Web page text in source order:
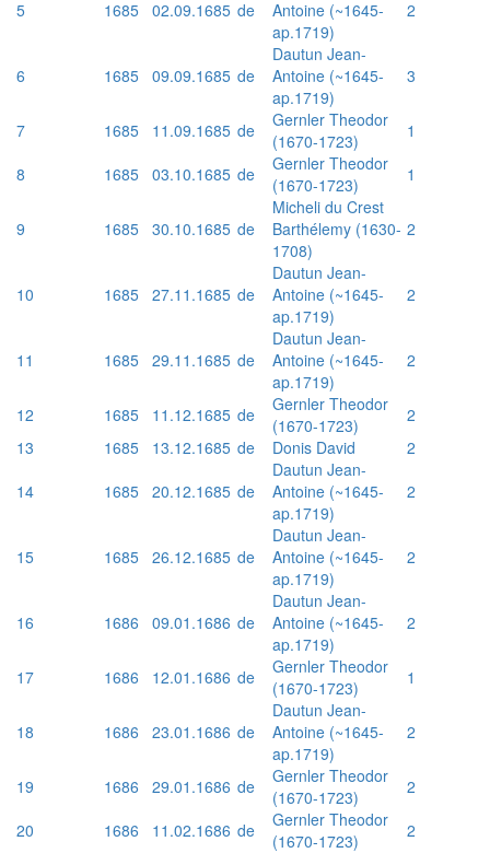
5 1685 02.09.1685 de
Antoine (~1645-
ap.1719)
2
6 1685 09.09.1685 de
Dautun Jean-
Antoine (~1645-
ap.1719)
3
7 1685 11.09.1685 de
Gernler Theodor
(1670-1723)
1
8
1685 03.10.1685 de
Gernler Theodor
(1670-1723)
1
9 1685 30.10.1685 de
Micheli du Crest
Barthélemy (1630-
1708)
2
10 1685 27.11.1685 de
Dautun Jean-
Antoine (~1645-
ap.1719)
2
11 1685 29.11.1685 de
Dautun Jean-
Antoine (~1645-
ap.1719)
2
12 1685 11.12.1685 de
Gernler Theodor
(1670-1723)
2
13
1685 13.12.1685 de Donis David
2
14
1685 20.12.1685 de
Dautun Jean-
Antoine (~1645-
ap.1719)
2
15 1685 26.12.1685 de
Dautun Jean-
Antoine (~1645-
ap.1719)
2
16 1686 09.01.1686 de
Dautun Jean-
Antoine (~1645-
ap.1719)
2
17 1686 12.01.1686 de
Gernler Theodor
(1670-1723)
1
18 1686 23.01.1686 de
Dautun Jean-
Antoine (~1645-
ap.1719)
2
19 1686 29.01.1686 de
Gernler Theodor
(1670-1723)
2
20
1686 11.02.1686 de
Gernler Theodor
(1670-1723)
2